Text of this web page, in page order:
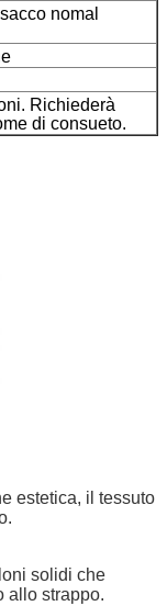
nomal
Richiederà
di consueto.
estetica, il tessuto
solidi che
allo strappo.